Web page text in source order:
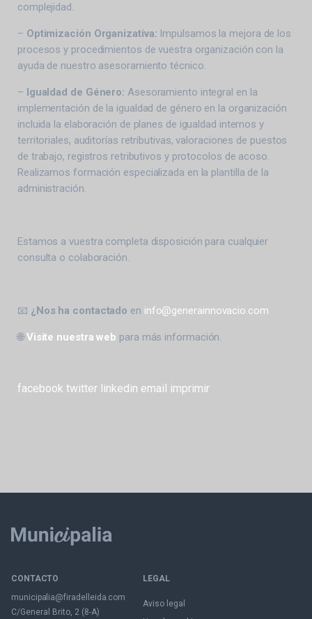
complejidad.
– Optimización Organizativa: Impulsamos la mejora de los
procesos y procedimientos de vuestra organización con la
ayuda de nuestro asesoramiento técnico.
– Igualdad de Género:Asesoramiento integral en la
implementación de la igualdad de género en la organización
incluida la elaboración de planes de igualdad internos y
territoriales, auditorías retributivas, valoraciones de puestos
de trabajo, registros retributivos y protocolos de acoso.
Realizamos formación especializada en la plantilla de la
administración.
Estamos a vuestra completa disposición para cualquier
consulta o colaboración.
📧 ¿Nos ha contactado en info@generainnovacio.com
🌐Visite nuestra web para más información.
facebook twitter linkedin email imprimir
CONTACTO
municipalia@firadelleida.com
C/General Brito, 2 (8-A)
LEGAL
Aviso legal